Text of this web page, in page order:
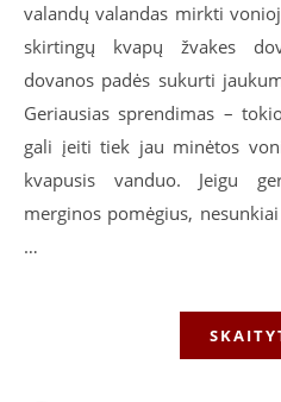
valandų valandas mirkti
skirtingų kvapų žvakes
dovanos padės sukurti
Geriausias sprendimas –
gali įeiti tiek jau minėtos
kvapusis vanduo. Jeigu
merginos pomėgius,
…